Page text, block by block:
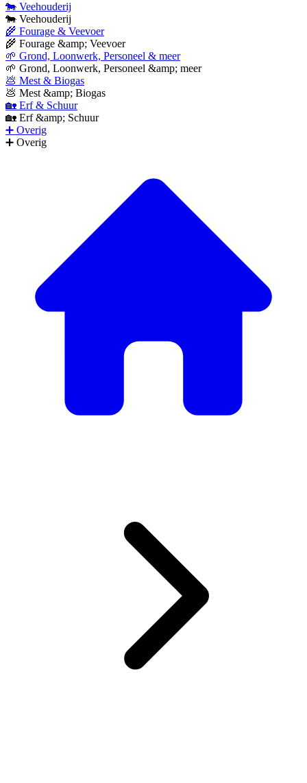
🐄 Veehouderij
🐄 Veehouderij
🌾 Fourage & Veevoer
🌾 Fourage &amp; Veevoer
🌱 Grond, Loonwerk, Personeel & meer
🌱 Grond, Loonwerk, Personeel &amp; meer
💩 Mest & Biogas
💩 Mest &amp; Biogas
🏡 Erf & Schuur
🏡 Erf &amp; Schuur
➕ Overig
➕ Overig